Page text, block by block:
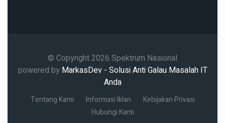
© Copyright 2026 Spektrum Nasional
powered by MarkasDev - Solusi Anti Galau Masalah IT
Anda
Tentang Kami Informasi Iklan
Kebijakan Privasi
Hubungi Kami